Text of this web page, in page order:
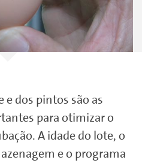
e dos pintos são as
para otimizar o
A idade do lote, o
e o programa